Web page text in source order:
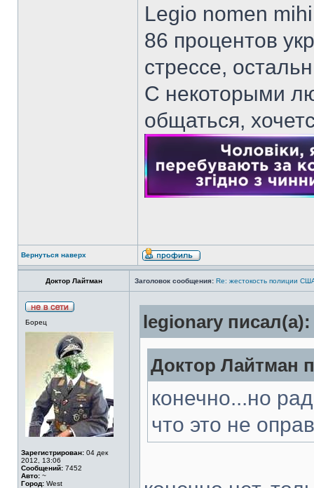
Legio nomen
86 процентов
стрессе,
С некоторыми
общаться,
Вернуться наверх
Доктор Лайтман Заголовок сообщения: Re: жестокость полиции
Борец
Зарегистрирован: 04 дек
2012, 13:06
Сообщений: 7452
Авто: ~
Город: West
legionary писал(а):
Доктор Лайтман
конечно...но
что это не